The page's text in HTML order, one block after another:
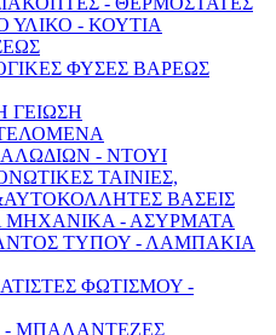
ΥΛΙΚΟ - ΚΟΥΤΙΑ
ΦΥΣΕΣ ΒΑΡΕΩΣ
ΓΕΙΩΣΗ
- ΝΤΟΥΙ
ΤΑΙΝΙΕΣ,
ΒΑΣΕΙΣ
ΜΗΧΑΝΙΚΑ - ΑΣΥΡΜΑΤΑ
ΤΥΠΟΥ - ΛΑΜΠΑΚΙΑ
ΦΩΤΙΣΜΟΥ -
- ΜΠΑΛΑΝΤΕΖΕΣ